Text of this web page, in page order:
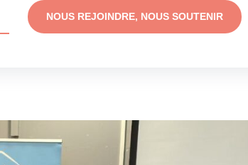
NOUS REJOINDRE, NOUS SOUTENIR